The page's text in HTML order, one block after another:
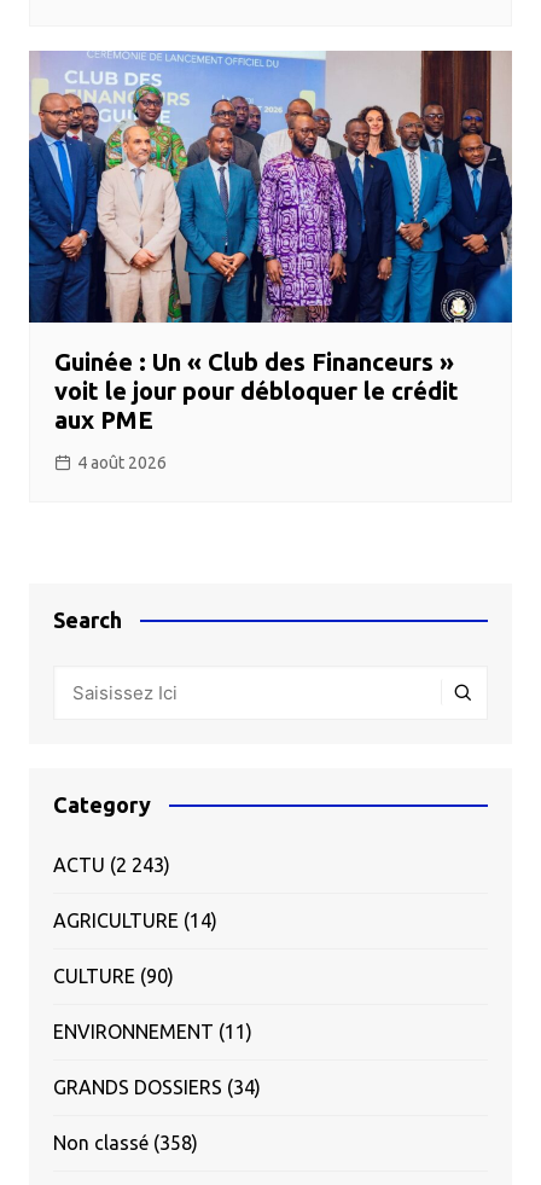
Guinée : Un « Club des Financeurs »
voit le jour pour débloquer le crédit
aux PME
4 août 2026
Search
Category
ACTU (2 243)
AGRICULTURE (14)
CULTURE (90)
ENVIRONNEMENT (11)
GRANDS DOSSIERS (34)
Non classé(358)